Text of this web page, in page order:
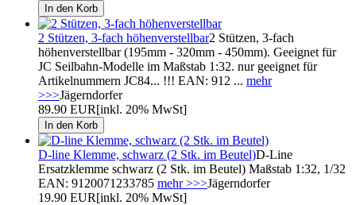
2 Stützen, 3-fach höhenverstellbar2 Stützen, 3-fach
höhenverstellbar (195mm - 320mm - 450mm). Geeignet für
JC Seilbahn-Modelle im Maßstab 1:32. nur geeignet für
Artikelnummern JC84... !!! EAN: 912 ... mehr
>>>Jägerndorfer
89.90 EUR[inkl. 20% MwSt]
D-line Klemme, schwarz (2 Stk. im Beutel)D-Line
Ersatzklemme schwarz (2 Stk. im Beutel) Maßstab 1:32, 1/32
EAN: 9120071233785 mehr >>>Jägerndorfer
19.90 EUR[inkl. 20% MwSt]